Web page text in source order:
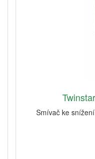
Smívač ke